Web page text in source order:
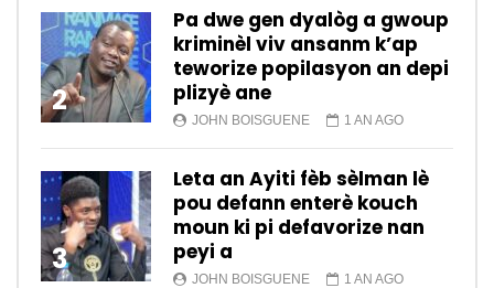
2
Pa dwe gen dyalòg a gwoup
kriminèl viv ansanm k’ap
teworize popilasyon an depi
plizyè ane
JOHN BOISGUENE 1 AN AGO
3
Leta an Ayiti fèb sèlman lè
pou defann enterè kouch
moun ki pi defavorize nan
peyi a
JOHN BOISGUENE 1 AN AGO